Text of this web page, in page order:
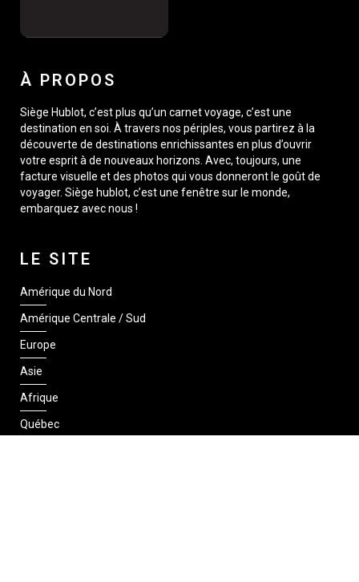
À PROPOS
Siège Hublot, c’est plus qu’un carnet voyage, c’est une
destination en soi. À travers nos périples, vous partirez à la
découverte de destinations enrichissantes en plus d’ouvrir
votre esprit à de nouveaux horizons. Avec, toujours, une
facture visuelle et des photos qui vous donneront le goût de
voyager. Siège hublot, c’est une fenêtre sur le monde,
embarquez avec nous !
LE SITE
Amérique du Nord
Amérique Centrale / Sud
Europe
Asie
Afrique
Québec